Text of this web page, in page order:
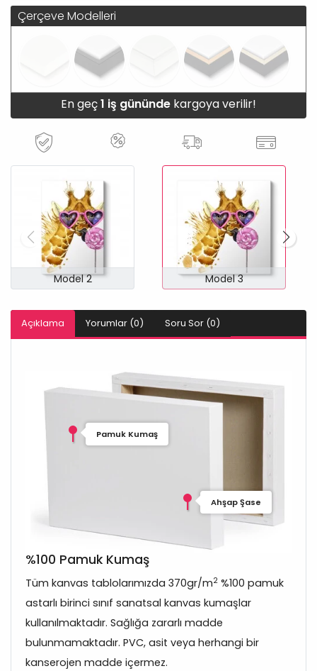
Çerçeve Modelleri
En geç1 iş gününde kargoya verilir!
Model 2 Model 3
Açıklama Yorumlar (0) Soru Sor (0)
Pamuk Kumaş
Ahşap Şase
%100 Pamuk Kumaş
Tüm kanvas tablolarımızda 370gr/m2 %100 pamuk
astarlı birinci sınıf sanatsal kanvas kumaşlar
kullanılmaktadır. Sağlığa zararlı madde
bulunmamaktadır. PVC, asit veya herhangi bir
kanserojen madde içermez.